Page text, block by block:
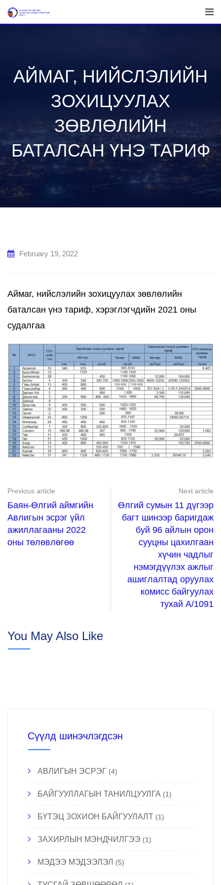
Skip
АЙМАГ, НИЙСЛЭЛИЙН
ЗОХИЦУУЛАХ
ЗӨВЛӨЛИЙН
БАТАЛСАН ҮНЭ ТАРИФ
February 19, 2022
Аймаг, нийслэлийн зохицуулах зөвлөлийн
баталсан үнэ тариф, хэрэглэгчдийн 2021 оны
судалгаа
Previous article
Баян-Өлгий аймгийн
Авлигын эсрэг үйл
ажиллагааны 2022
оны төлөвлөгөө
Next article
Өлгий сумын 11 дүгээр
багт шинээр баригдаж
буй 96 айлын орон
сууцны цахилгаан
хүчин чадлыг
нэмэгдүүлэх ажлыг
ашиглалтад оруулах
комисс байгуулах
тухай А/1091
You May Also Like
Сүүлд шинэчлэгдсэн
АВЛИГЫН ЭСРЭГ (4)
БАЙГУУЛЛАГЫН ТАНИЛЦУУЛГА (1)
БҮТЭЦ ЗОХИОН БАЙГУУЛАЛТ (1)
ЗАХИРЛЫН МЭНДЧИЛГЭЭ (1)
МЭДЭЭ МЭДЭЭЛЭЛ (5)